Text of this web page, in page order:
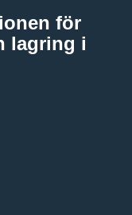
för
lagring i